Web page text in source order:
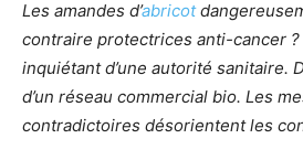
Les amandes d’abricot
contraire protectrices anti-cancer ?
inquiétant d’une autorité sanitaire.
d’un réseau commercial bio. Les
contradictoires désorientent les